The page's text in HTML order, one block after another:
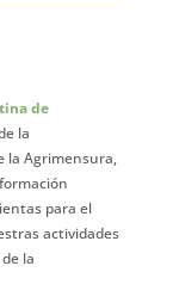
de
la
la Agrimensura,
para el
actividades
la